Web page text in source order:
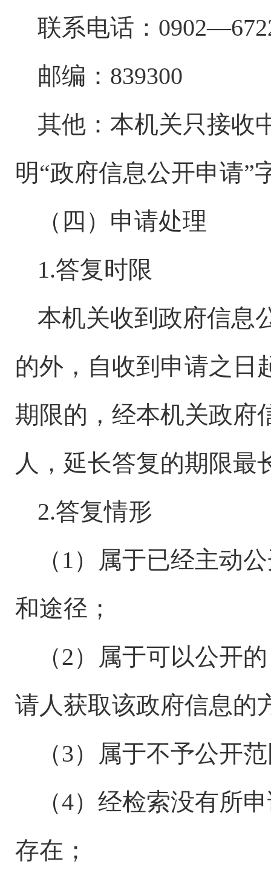
联系电话： 0902—
邮编： 839300
其他：本机关只接收
明“政府信息公开申请”
（四）申请处理
1.答复时限
本机关收到政府信息
的外，自收到申请之日
期限的，经本机关政府
人，延长答复的期限最
2.答复情形
（ 1）属于已经主动
和途径；
（2）属于可以公开
请人获取该政府信息的
（3）属于不予公开
（4）经检索没有所
存在；